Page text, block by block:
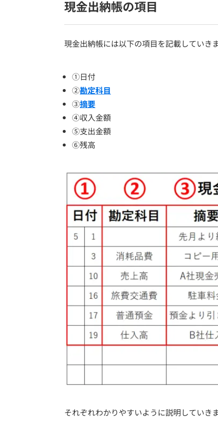
現金出納帳の項目
現金出納帳には以下の項目を記載していき
①日付
②勘定科目
③摘要
④収入金額
⑤支出金額
⑥残高
それぞれわかりやすいように説明していき